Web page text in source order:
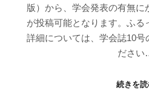
版）から、学会発表の有無に
が投稿可能となります。ふる
詳細については、学会誌10号
ださい
続きを読